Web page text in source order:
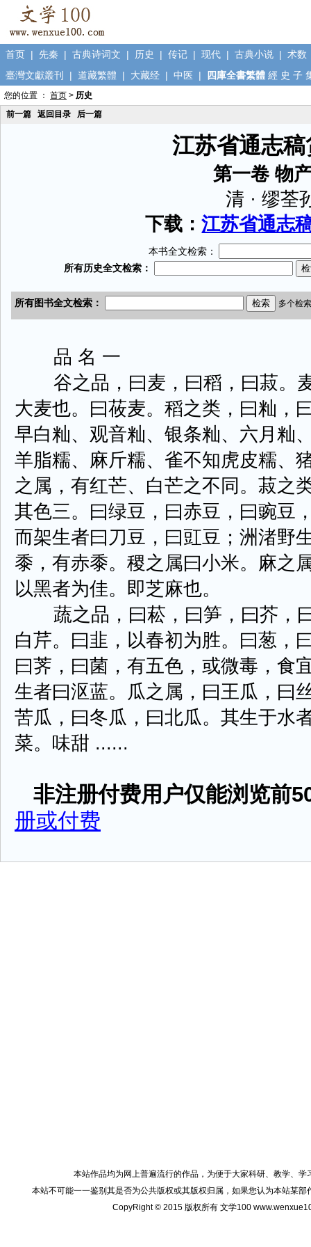
首页 | 先秦 | 古典诗词文 | 历史 | 传记 | 现代 | 古典小说 | 术数
臺灣文獻叢刊
| 道藏繁體 | 大藏经 | 中医 | 四庫全書繁體 經 史 子
您的位置 ： 首页 > 历史
前一篇
返回目录 后一篇
江苏省通志
第一卷 物
清 · 缪荃
下载：江苏省通志
本书全文检索：
品 名 一
谷之品，曰麦，曰稻，曰菽。
大麦也。曰莜麦。稻之类，曰籼，
早白籼、观音籼、银条籼、六月籼
羊脂糯、麻斤糯、雀不知虎皮糯、
之属，有红芒、白芒之不同。菽之
其色三。曰绿豆，曰赤豆，曰豌豆
而架生者曰刀豆，曰豇豆；洲渚野
黍，有赤黍。稷之属曰小米。麻之
以黑者为佳。即芝麻也。
蔬之品，曰菘，曰笋，曰芥，
白芹。曰韭，以春初为胜。曰葱，
曰荠，曰菌，有五色，或微毒，食
生者曰沤蓝。瓜之属，曰王瓜，曰
苦瓜，曰冬瓜，曰北瓜。其生于水
菜。味甜 ......
非注册付费用户仅能浏览前
册或付费
本站作品均为网上普遍流行的作品，为便于大家科研、教学、
本站不可能一一鉴别其是否为公共版权或其版权归属，如果您认为本站某
CopyRight © 2015 版权所有 文学100